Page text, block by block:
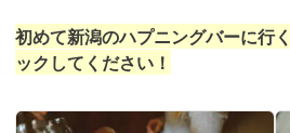
初めて新潟のハプニングバーに行
ックしてください！